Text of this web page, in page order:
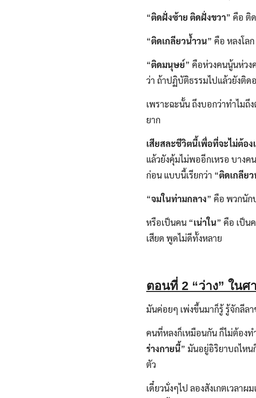
“ติดฝั่งซ้าย ติดฝั่งขวา” คือ ติ
“ติดเกลียวน้ำวน” คือ หลงโล
“ติดมนุษย์” คือห่วงคนนู้นห่ว
ว่า ถ้าปฏิบัติธรรมไปแล้วยังติด
เพราะฉะนั้น ถึงบอกว่าทำไมถึ
ยาก
เสียสละชีวิตนี้เพื่อที่จะไม่ต้อง
แล้วยังคุ้มไม่พออีกเหรอ บางค
ก่อน แบบนี้เรียกว่า “ติดเกลีย
“จมในท่ามกลาง” คือ พวกนัก
หรือเป็นคน “เน่าใน” คือ เป็น
เสียด พูดไม่ดีทั้งหลาย
ตอนที่ 2 “ว่าง” ใน
มันค่อยๆ เพ่งขึ้นมาก็รู้ รู้จักลีล
คนที่หลงก็เหมือนกัน ก็ไม่ต้องท
ร่างกายนี้” มันอยู่อิริยาบถไหน
ตัว
เดี๋ยวนั่งๆไป ลองสังเกตเวลา